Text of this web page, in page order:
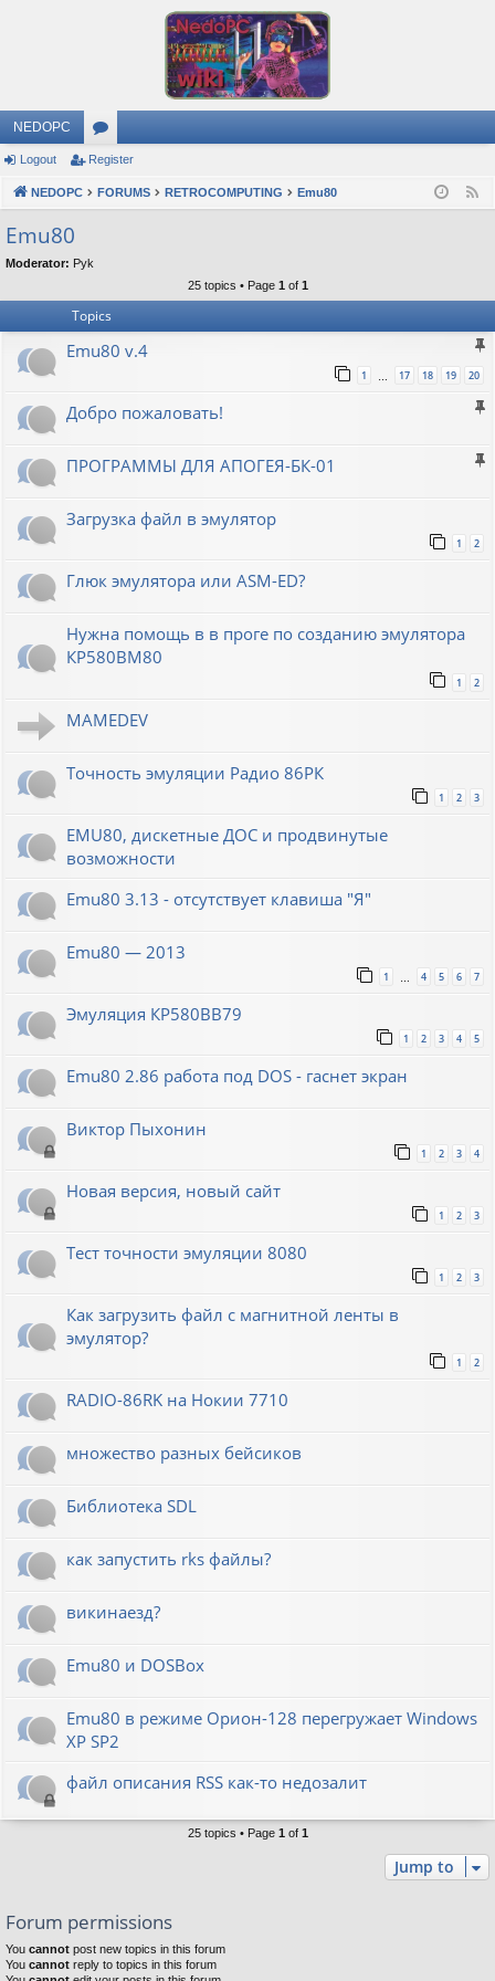
NEDOPC
or
u
Logout Register
NEDOPC FORUMS RETROCOMPUTING Emu80
Emu80
Moderator: Pyk
25 topics • Page 1 of 1
Topics
Emu80 v.4
1 … 17 18 19 20
Добро пожаловать!
ПРОГРАММЫ ДЛЯ АПОГЕЯ-БК-01
Загрузка файл в эмулятор
1 2
Глюк эмулятора или ASM-ED?
Нужна помощь в в проге по созданию эмулятора
КР580ВМ80
1 2
MAMEDEV
Точность эмуляции Радио 86РК
1 2 3
EMU80, дискетные ДОС и продвинутые
возможности
Emu80 3.13 - отсутствует клавиша "Я"
Emu80 — 2013
1 4 5 6 7
Эмуляция КР580ВВ79
1 2 3 4 5
Emu80 2.86 работа под DOS - гаснет экран
Виктор Пыхонин
1 2 3 4
Новая версия, новый сайт
1 2 3
Тест точности эмуляции 8080
1 2 3
Как загрузить файл с магнитной ленты в
эмулятор?
1 2
RADIO-86RK на Нокии 7710
множество разных бейсиков
Библиотека SDL
как запустить rks файлы?
викинаезд?
Emu80 и DOSBox
Emu80 в режиме Орион-128 перегружает Windows
XP SP2
файл описания RSS как-то недозалит
25 topics • Page 1 of 1
Jump to
Forum permissions
You cannot post new topics in this forum
You cannot reply to topics in this forum